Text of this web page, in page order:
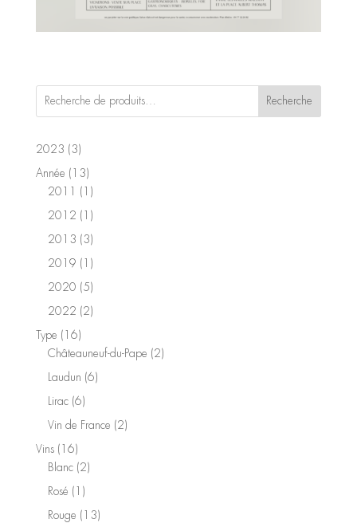
Recherche
2023 33
produits
Année 1313
produits
2011
1
produit
2012
1
produit
2013 33
produits
2019
1
produit
2020 55
produits
2022 22
Type 1616
produits
Châteauneuf-du-Pape 22
Laudun 66
Lirac 66
produits
Vin de France 22
Vins 1616
produits
Blanc 22
Rosé
1
produit
Rouge 1313